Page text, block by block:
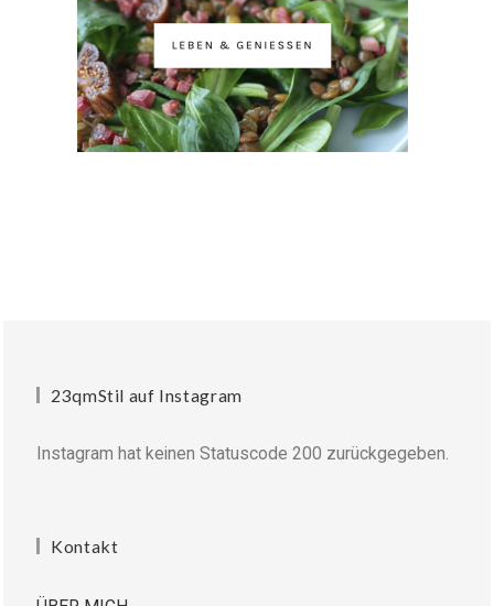
23qmStil auf Instagram
Instagram hat keinen Statuscode 200 zurückgegeben.
Kontakt